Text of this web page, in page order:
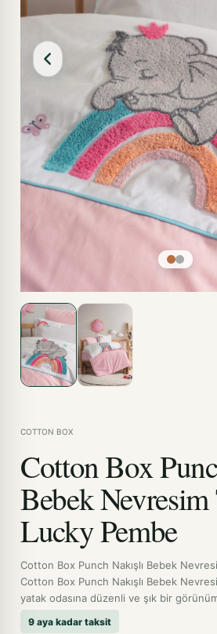
COTTON BOX
Cotton Box
Bebek
Lucky Pembe
Cotton Box Punch Nakışlı Bebek
Cotton Box Punch Nakışlı Bebek
yatak odasına düzenli ve şık bir
9 aya kadar taksit